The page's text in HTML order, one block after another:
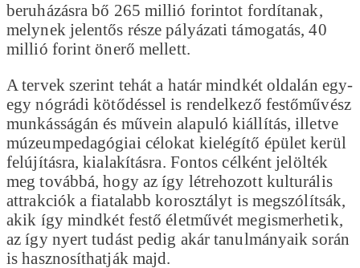
beruházásra bő 265 millió forintot fordítanak,
melynek jelentős része pályázati támogatás, 40
millió forint önerő mellett.
A tervek szerint tehát a határ mindkét oldalán egy-
egy nógrádi kötődéssel is rendelkező festőművész
munkásságán és művein alapuló kiállítás, illetve
múzeumpedagógiai célokat kielégítő épület kerül
felújításra, kialakításra. Fontos célként jelölték
meg továbbá, hogy az így létrehozott kulturális
attrakciók a fiatalabb korosztályt is megszólítsák,
akik így mindkét festő életművét megismerhetik,
az így nyert tudást pedig akár tanulmányaik során
is hasznosíthatják majd.